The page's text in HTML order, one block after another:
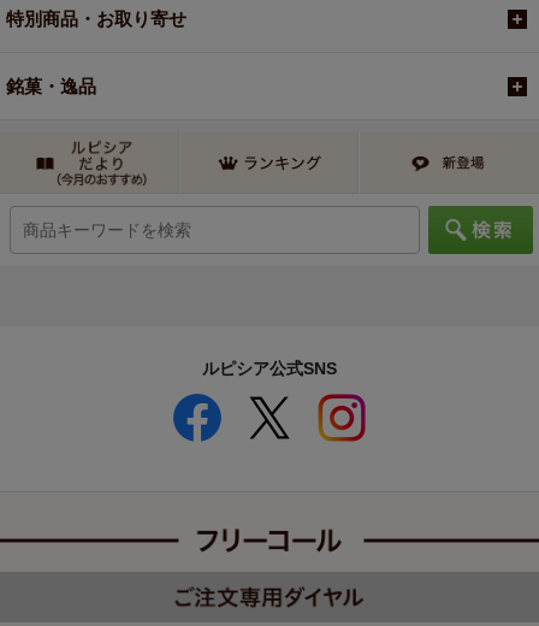
特別商品・お取り寄せ
銘菓・逸品
ルピシア公式SNS